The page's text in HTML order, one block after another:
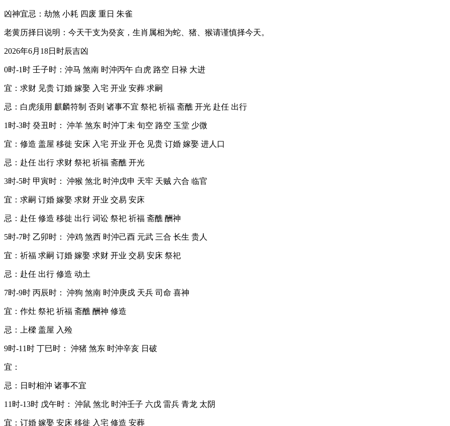
凶神宜忌：劫煞 小耗 四废 重日 朱雀
老黄历择日说明：今天干支为癸亥，生肖属相为蛇、猪、猴请谨慎择今天。
2026年6月18日时辰吉凶
0时-1时 壬子时：沖马 煞南 时沖丙午 白虎 路空 日禄 大进
宜：求财 见贵 订婚 嫁娶 入宅 开业 安葬 求嗣
忌：白虎须用 麒麟符制 否则 诸事不宜 祭祀 祈福 斋醮 开光 赴任 出行
1时-3时 癸丑时： 沖羊 煞东 时沖丁未 旬空 路空 玉堂 少微
宜：修造 盖屋 移徙 安床 入宅 开业 开仓 见贵 订婚 嫁娶 进人口
忌：赴任 出行 求财 祭祀 祈福 斋醮 开光
3时-5时 甲寅时： 沖猴 煞北 时沖戊申 天牢 天贼 六合 临官
宜：求嗣 订婚 嫁娶 求财 开业 交易 安床
忌：赴任 修造 移徙 出行 词讼 祭祀 祈福 斋醮 酬神
5时-7时 乙卯时： 沖鸡 煞西 时沖己酉 元武 三合 长生 贵人
宜：祈福 求嗣 订婚 嫁娶 求财 开业 交易 安床 祭祀
忌：赴任 出行 修造 动土
7时-9时 丙辰时： 沖狗 煞南 时沖庚戍 天兵 司命 喜神
宜：作灶 祭祀 祈福 斋醮 酬神 修造
忌：上樑 盖屋 入殓
9时-11时 丁巳时： 沖猪 煞东 时沖辛亥 日破
宜：
忌：日时相沖 诸事不宜
11时-13时 戊午时： 沖鼠 煞北 时沖壬子 六戊 雷兵 青龙 太阴
宜：订婚 嫁娶 安床 移徙 入宅 修造 安葬